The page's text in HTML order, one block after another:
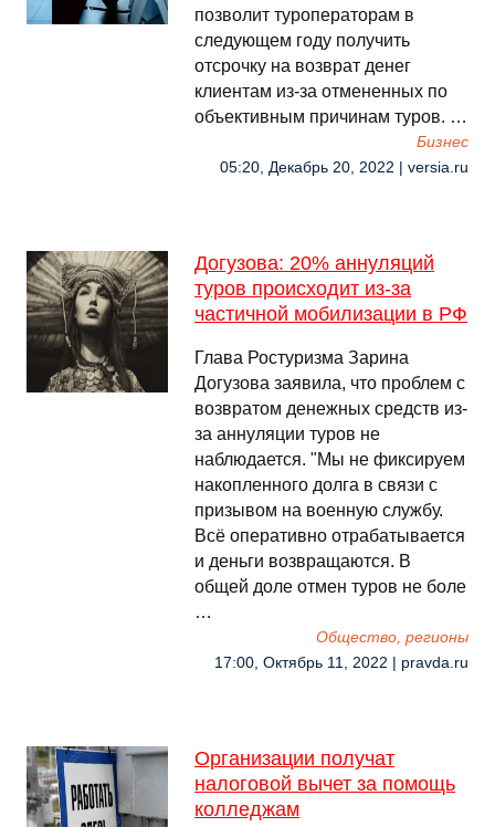
позволит туроператорам в
следующем году получить
отсрочку на возврат денег
клиентам из-за отмененных по
объективным причинам туров. …
Бизнес
05:20, Декабрь 20, 2022 | versia.ru
Догузова: 20% аннуляций
туров происходит из-за
частичной мобилизации в РФ
Глава Ростуризма Зарина
Догузова заявила, что проблем с
возвратом денежных средств из-
за аннуляции туров не
наблюдается. "Мы не фиксируем
накопленного долга в связи с
призывом на военную службу.
Всё оперативно отрабатывается
и деньги возвращаются. В
общей доле отмен туров не боле
…
Общество, регионы
17:00, Октябрь 11, 2022 | pravda.ru
Организации получат
налоговой вычет за помощь
колледжам